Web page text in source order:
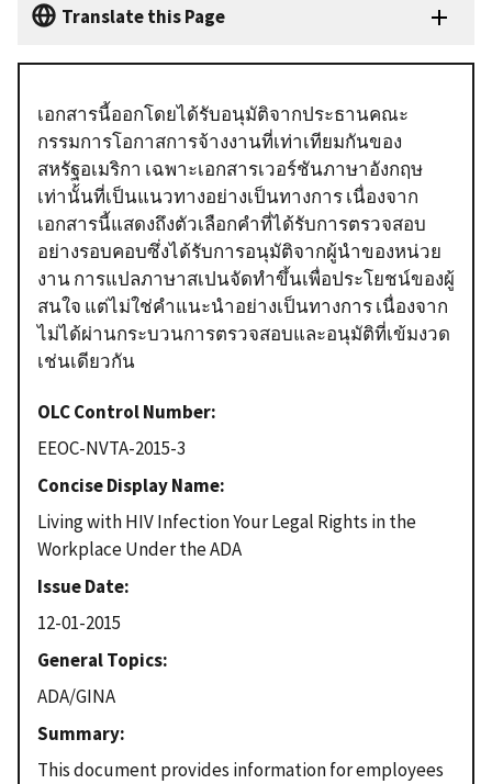
Translate this Page
เอกสารนี้ออกโดยได้รับอนุมัติจากประธานคณะ
กรรมการโอกาสการจ้างงานที่เท่าเทียมกันของ
สหรัฐอเมริกา เฉพาะเอกสารเวอร์ชันภาษาอังกฤษ
เท่านั้นที่เป็นแนวทางอย่างเป็นทางการ เนื่องจาก
เอกสารนี้แสดงถึงตัวเลือกคำที่ได้รับการตรวจสอบ
อย่างรอบคอบซึ่งได้รับการอนุมัติจากผู้นำของหน่วย
งาน การแปลภาษาสเปนจัดทำขึ้นเพื่อประโยชน์ของผู้
สนใจ แต่ไม่ใช่คำแนะนำอย่างเป็นทางการ เนื่องจาก
ไม่ได้ผ่านกระบวนการตรวจสอบและอนุมัติที่เข้มงวด
เช่นเดียวกัน
OLC Control Number
EEOC-NVTA-2015-3
Concise Display Name
Living with HIV Infection Your Legal Rights in the
Workplace Under the ADA
Issue Date
12-01-2015
General Topics
ADA/GINA
Summary
This document provides information for employees